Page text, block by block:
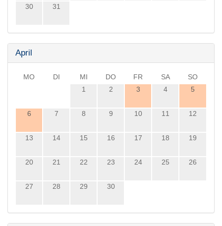
30 31
April
MO DI MI DO FR SA
SO
1
2 3 4 5
6 7 8 9 10 11 12
13 14 15 16 17 18 19
20 21 22 23 24 25 26
27 28 29 30